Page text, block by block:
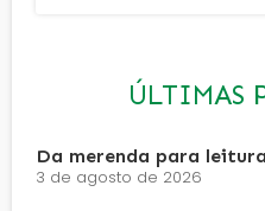
ÚLTIMAS
Da merenda para leitura
3 de agosto de 2026